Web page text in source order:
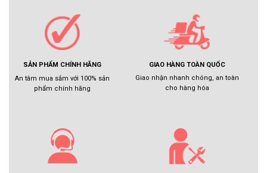
SẢN PHẨM CHÍNH HÃNG
An tâm mua sắm với 100% sản
phẩm chính hãng
GIAO HÀNG TOÀN QUỐC
Giao nhận nhanh chóng, an toàn
cho hàng hóa